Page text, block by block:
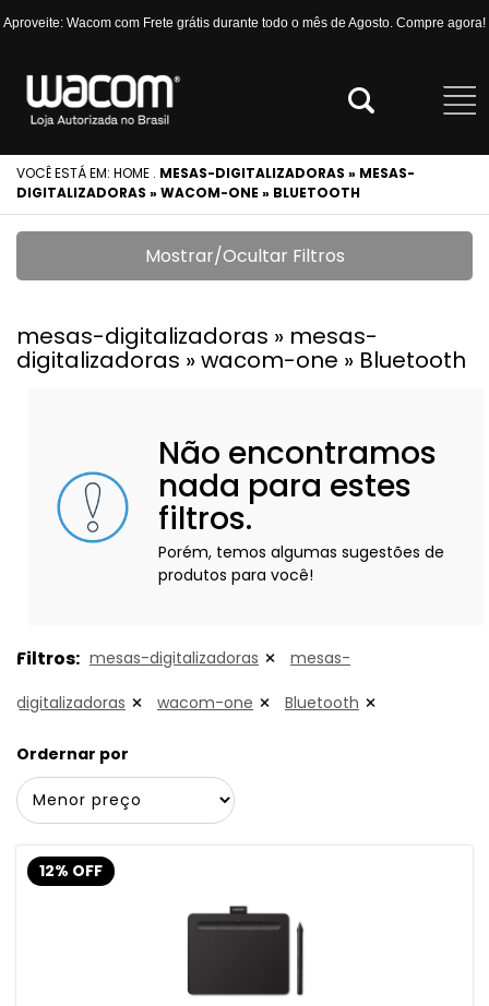
Aproveite: Wacom com Frete grátis durante todo o mês de Agosto. Compre agora!
VOCÊ ESTÁ EM: HOME . MESAS-DIGITALIZADORAS » MESAS-
DIGITALIZADORAS » WACOM-ONE » BLUETOOTH
Mostrar/Ocultar Filtros
mesas-digitalizadoras » mesas-
digitalizadoras » wacom-one » Bluetooth
Não encontramos
nada para estes
filtros.
Porém, temos algumas sugestões de
produtos para você!
Filtros: mesas-digitalizadoras mesas-
digitalizadoras wacom-one Bluetooth
Ordernar por
12% OFF